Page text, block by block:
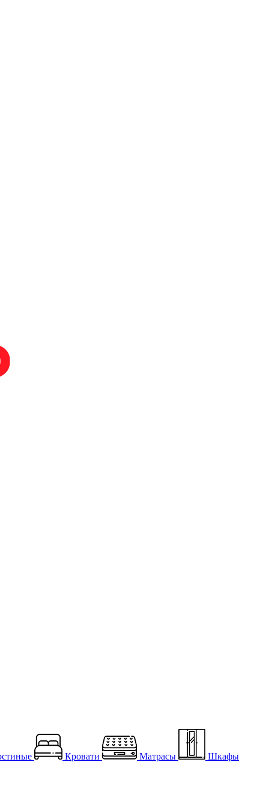
Кровати Матрасы Шкафы